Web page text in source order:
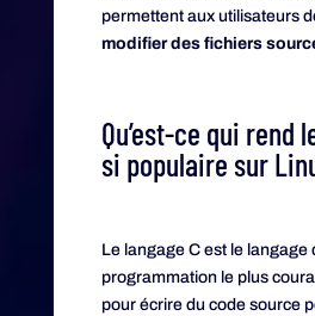
permettent aux utilisateurs
modifier des fichiers
Qu’est-ce qui rend
si populaire sur
Le langage C est le langage
programmation le plus
pour écrire du code source